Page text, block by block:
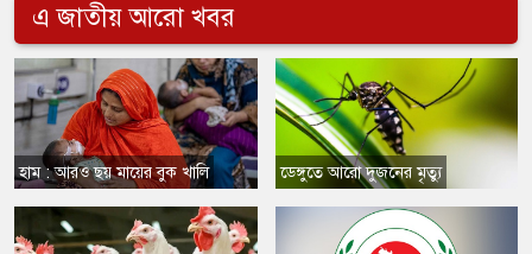
এ জাতীয় আরো খবর
​হাম : আরও ছয় মায়ের বুক খালি ​ডেঙ্গুতে আরো দুজনের মৃত্যু